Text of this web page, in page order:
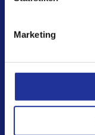
Marketing
Aktuelles
Kontakt